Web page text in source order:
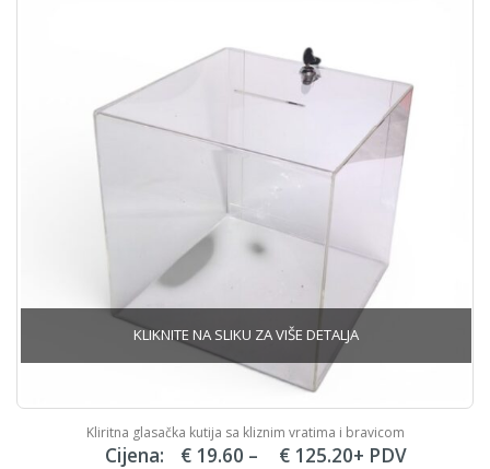
Kliritna glasačka kutija sa kliznim vratima i bravicom
Cijena: € 19.60 – € 125.20Price
+ PDV